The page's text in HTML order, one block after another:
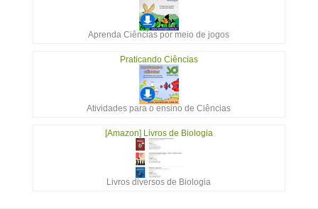
Aprenda Ciências por meio de jogos
Praticando Ciências
Atividades para o ensino de Ciências
[Amazon] Livros de Biologia
Livros diversos de Biologia